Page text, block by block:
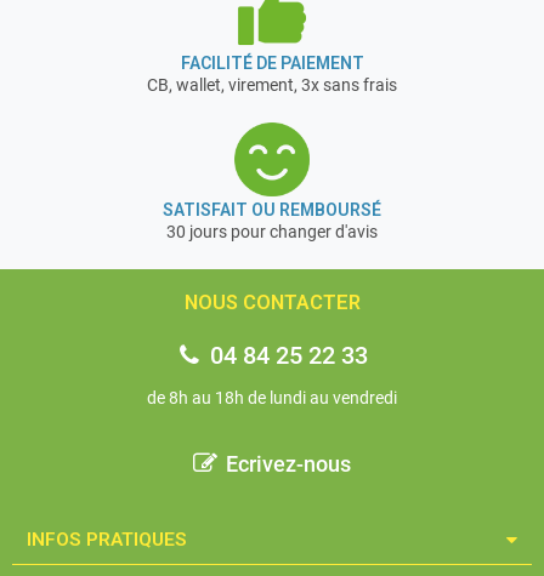
FACILITÉ DE PAIEMENT
CB, wallet, virement, 3x sans frais
SATISFAIT OU REMBOURSÉ
30 jours pour changer d'avis
NOUS CONTACTER
04 84 25 22 33
de 8h au 18h de lundi au vendredi
Ecrivez-nous
INFOS PRATIQUES​